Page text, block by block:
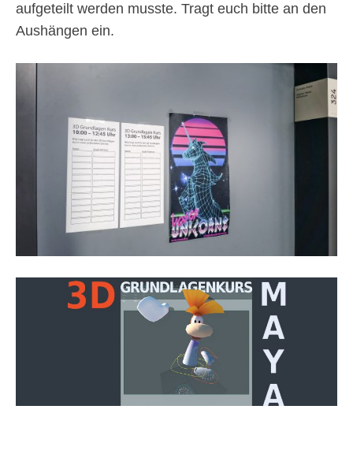
aufgeteilt werden musste. Tragt euch bitte an den
Aushängen ein.